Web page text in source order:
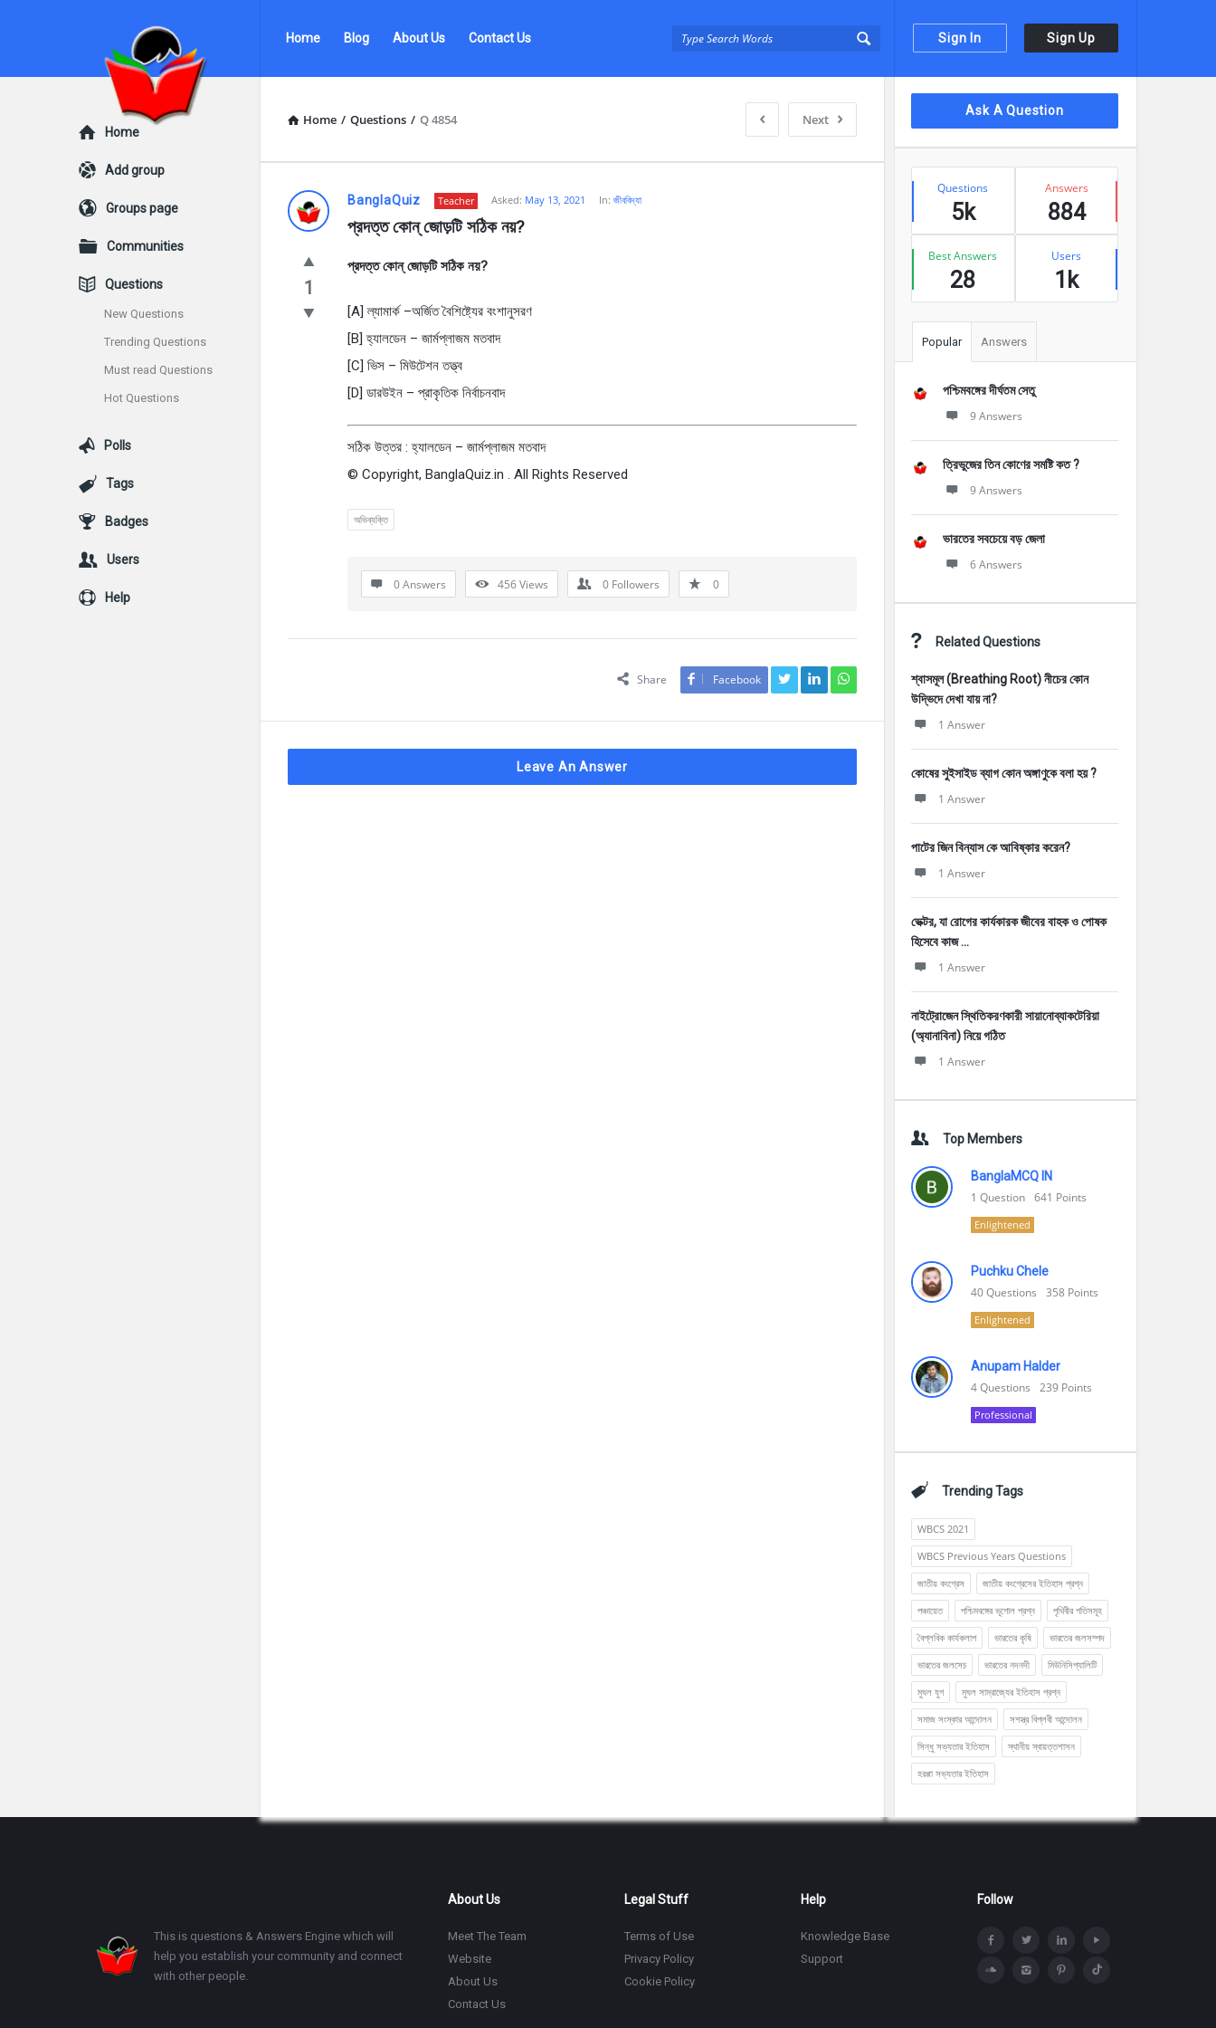
Sign In Sign Up
Questions
BanglaQuiz
Questions
by
BanglaQuiz
Home Blog About Us Contact Us
Home / Questions / Q 4854 Next
Ask
Questions
by
BanglaQuiz
Latest
Questions
BanglaQuiz Teacher Asked: May 13, 2021 In: জীববিদ্যা
প্রদত্ত কোন্ জোড়টি সঠিক নয়?
1
প্রদত্ত কোন্ জোড়টি সঠিক নয়?
[A] ল্যামার্ক –অর্জিত বৈশিষ্ট্যের বংশানুসরণ
[B] হ্যালডেন – জার্মপ্লাজম মতবাদ
[C] ভিস – মিউটেশন তত্ত্ব
[D] ডারউইন – প্রাকৃতিক নির্বাচনবাদ
সঠিক উত্তর : হ্যালডেন – জার্মপ্লাজম মতবাদ
© Copyright, BanglaQuiz.in . All Rights Reserved
অভিব্যক্তি
0 Answers 456Views 0 Followers 0
Share Facebook
Leave An Answer
Sidebar
Ask A Question
StatsQuestions
5k
Answers
884
Best Answers
28
Users
1k
Popular Answers
পশ্চিমবঙ্গের দীর্ঘতম সেতু
9 Answers
ত্রিভুজের তিন কোণের সমষ্টি কত ?
9 Answers
ভারতের সবচেয়ে বড় জেলা
6 Answers
Related Questions
শ্বাসমূল (Breathing Root) নীচের কোন
উদ্ভিদে দেখা যায় না?
1 Answer
কোষের সুইসাইড ব্যাগ কোন অঙ্গাণুকে বলা হয় ?
1 Answer
পাটের জিন বিন্যাস কে আবিষ্কার করেন?
1 Answer
ভেক্টর, যা রোগের কার্যকারক জীবের বাহক ও পোষক
হিসেবে কাজ ...
1 Answer
নাইট্রোজেন স্থিতিকরণকারী সায়ানোব্যাকটেরিয়া
(অ্যানাবিনা) নিয়ে গঠিত
1 Answer
Top Members
BanglaMCQ IN
1 Question 641 Points
Enlightened
Puchku Chele
40Questions 358 Points
Enlightened
Anupam Halder
4Questions 239 Points
Professional
Trending Tags
WBCS 2021
WBCS Previous Years Questions
জাতীয় কংগ্রেস
জাতীয় কংগ্রেসের ইতিহাস প্রশ্ন
পঞ্চায়েত
পশ্চিমবঙ্গের ভূগোল প্রশ্ন
পৃথিবীর গতিসমূহ
বৈপ্লবিক কার্যকলাপ
ভারতের কৃষি
ভারতের জলসম্পদ
ভারতের জলসেচ
ভারতের নদনদী
মিউনিসিপ্যালিটি
মুঘল যুগ
মুঘল সাম্রাজ্যের ইতিহাস প্রশ্ন
সমাজ সংস্কার আন্দোলন
সশস্ত্র বিপ্লবী আন্দোলন
সিন্ধু সভ্যতার ইতিহাস
স্থানীয় স্বায়ত্তশাসন
হরপ্পা সভ্যতার ইতিহাস
Explore
Home
Add group
Groups page
Communities
Questions
New Questions
Trending Questions
Must read Questions
Hot Questions
Polls
Tags
Badges
Users
Help
This is questions & Answers Engine which will
help you establish your community and connect
with other people.
About Us
Meet The Team
Website
About Us
Contact Us
Legal Stuff
Terms of Use
Privacy Policy
Cookie Policy
Help
Knowledge Base
Support
Follow